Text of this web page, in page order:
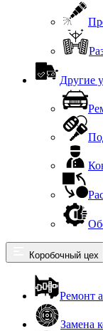
Другие
Коробочный цех
Ремонт
Замена